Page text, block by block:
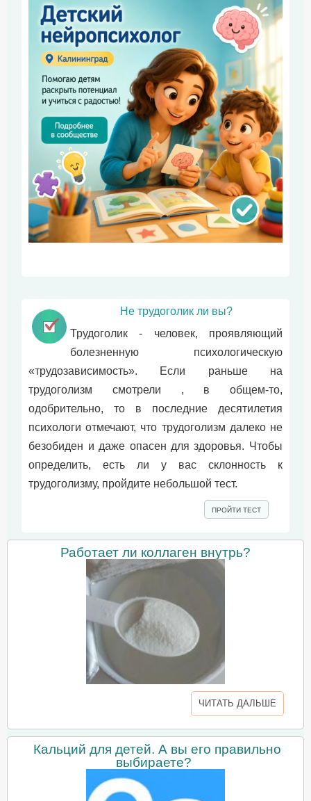
Не трудоголик ли вы?
Трудоголик - человек, проявляющий
болезненную психологическую
«трудозависимость». Если раньше на
трудоголизм смотрели , в общем-то,
одобрительно, то в последние десятилетия
психологи отмечают, что трудоголизм далеко не
безобиден и даже опасен для здоровья. Чтобы
определить, есть ли у вас склонность к
трудоголизму, пройдите небольшой тест.
ПРОЙТИ ТЕСТ
Работает ли коллаген внутрь?
ЧИТАТЬ ДАЛЬШЕ
Кальций для детей. А вы его правильно
выбираете?